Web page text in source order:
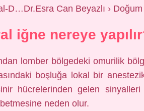
D…Dr.Esra Can Beyazlı ›
iğne nereye
lomber bölgedeki omurilik
boşluğa lokal bir
hücrelerinden gelen sinyalleri
neden olur.